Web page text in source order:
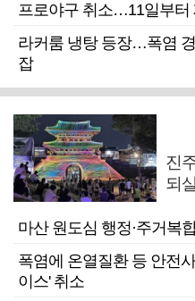
프로야구 취소…11일부터
라커룸 냉탕 등장…폭염
잡
진
되
마산 원도심 행정·주거복
폭염에 온열질환 등 안전
이스' 취소